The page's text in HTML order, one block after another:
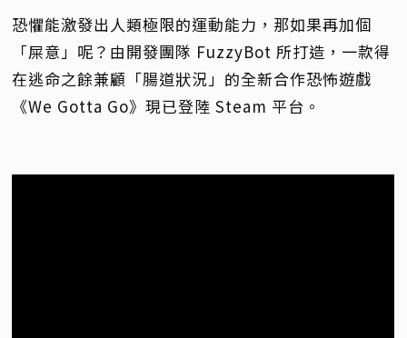
恐懼能激發出人類極限的運動能力，那如果再加個
「屎意」呢？由開發團隊 FuzzyBot 所打造，一款得
在逃命之餘兼顧「腸道狀況」的全新合作恐怖遊戲
《We Gotta Go》現已登陸 Steam 平台。